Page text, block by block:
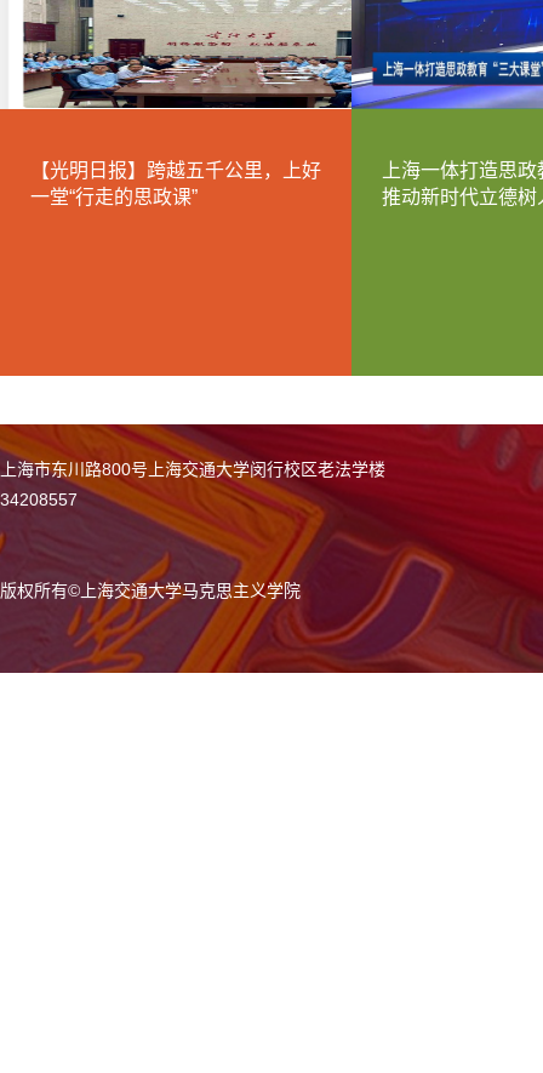
【光明日报】跨越五千公里，上好
一堂“行走的思政课”
上海一体打造思政
推动新时代立德
上海市东川路800号上海交通大学闵行校区老法学楼
34208557
版权所有© 上海交通大学马克思主义学院